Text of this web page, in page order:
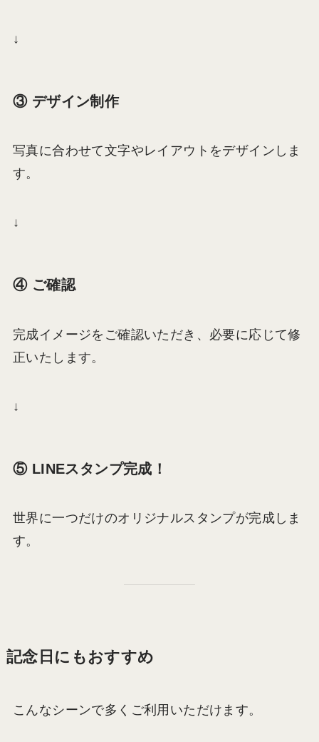
↓
③ デザイン制作
写真に合わせて文字やレイアウトをデザインしま
す。
↓
④ ご確認
完成イメージをご確認いただき、必要に応じて修
正いたします。
↓
⑤ LINEスタンプ完成！
世界に一つだけのオリジナルスタンプが完成しま
す。
記念日にもおすすめ
こんなシーンで多くご利用いただけます。